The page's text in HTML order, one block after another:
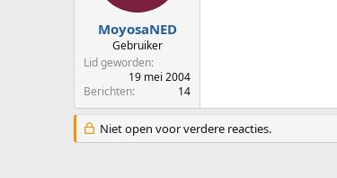
MoyosaNED
Gebruiker
Lid geworden
19 mei 2004
Berichten
14
Niet open voor verdere reacties.